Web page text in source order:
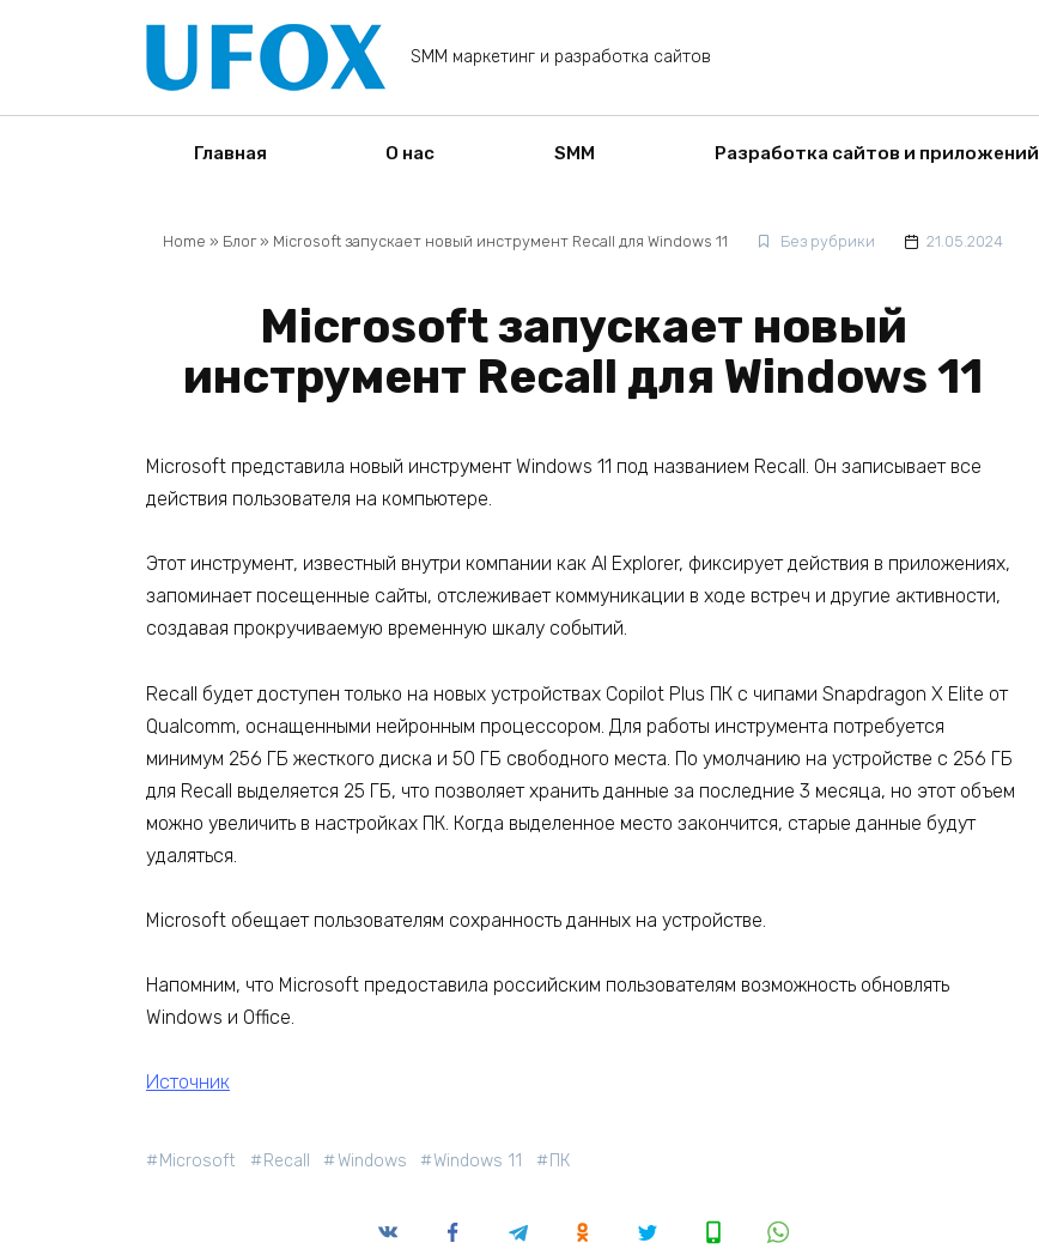
SMM маркетинг и разработка сайтов
Главная О нас SMM Разработка сайтов и приложений
Home » Блог» Microsoft запускает новый инструмент Recall для Windows 11 Без рубрики 21.05.2024
Microsoft запускает новый
инструмент Recall для Windows 11
Microsoft представила новый инструмент Windows 11 под названием Recall. Он записывает все
действия пользователя на компьютере.
Этот инструмент, известный внутри компании как AI Explorer, фиксирует действия в приложениях,
запоминает посещенные сайты, отслеживает коммуникации в ходе встреч и другие активности,
создавая прокручиваемую временную шкалу событий.
Recall будет доступен только на новых устройствах Copilot Plus ПК с чипами Snapdragon X Elite от
Qualcomm, оснащенными нейронным процессором. Для работы инструмента потребуется
минимум 256 ГБ жесткого диска и 50 ГБ свободного места. По умолчанию на устройстве с 256 ГБ
для Recall выделяется 25 ГБ, что позволяет хранить данные за последние 3 месяца, но этот объем
можно увеличить в настройках ПК. Когда выделенное место закончится, старые данные будут
удаляться.
Microsoft обещает пользователям сохранность данных на устройстве.
Напомним, что Microsoft предоставила российским пользователям возможность обновлять
Windows и Office.
Источник
Microsoft Recall Windows Windows 11 ПК